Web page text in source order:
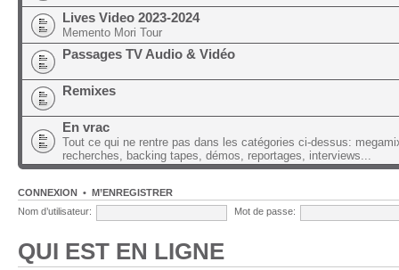
Lives Video 2023-2024
Memento Mori Tour
Passages TV Audio & Vidéo
Remixes
En vrac
Tout ce qui ne rentre pas dans les catégories ci-dessus:
recherches, backing tapes, démos, reportages, interviews...
CONNEXION • M’ENREGISTRER
Nom d’utilisateur:
Mot de passe:
QUI EST EN LIGNE